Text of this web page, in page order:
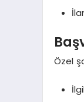
Özel